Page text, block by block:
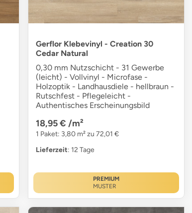
Gerflor Klebevinyl - Creation 30
Cedar Natural
0,30 mm Nutzschicht - 31 Gewerbe
(leicht) - Vollvinyl - Microfase -
Holzoptik - Landhausdiele - hellbraun -
Rutschfest - Pflegeleicht -
Authentisches Erscheinungsbild
18,95 € /m²
1 Paket: 3,80 m² zu 72,01 €
Lieferzeit: 12 Tage
PREMIUM
MUSTER